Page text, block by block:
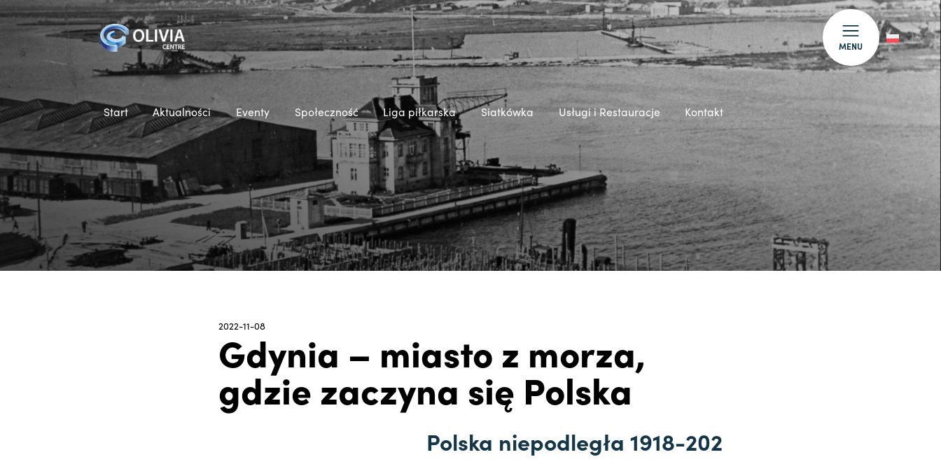
MENU
Start Aktualności Eventy Społeczność Liga piłkarska Siatkówka Usługi i Restauracje Kontakt
2022-11-08
Gdynia – miasto z morza,
gdzie zaczyna się Polska
Polska niepodległa 1918-202